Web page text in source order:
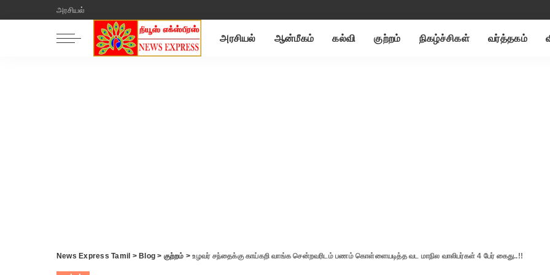
அரசியல்
அரசியல் ஆன்மீகம் கல்வி குற்றம் நிகழ்ச்சிகள் வர்த்தகம்
News Express Tamil > Blog > குற்றம் >உழவர் சந்தைக்கு காய்கறி வாங்க சென்றவரிடம் பணம் கொள்ளையடித்த வட மாநில வாலிபர்கள் 4 பேர் கைது..!!